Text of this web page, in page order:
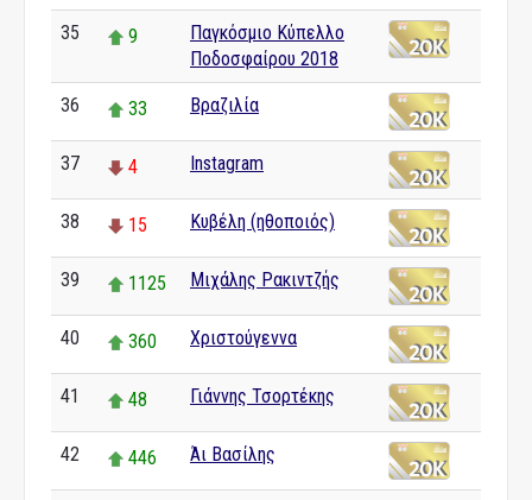
35 9
Παγκόσμιο Κύπελλο
Ποδοσφαίρου 2018
36 33 Βραζιλία
37 4 Instagram
38 15 Κυβέλη (ηθοποιός)
39 1125 Μιχάλης Ρακιντζής
40 360 Χριστούγεννα
41 48 Γιάννης Τσορτέκης
42 446 Άι Βασίλης